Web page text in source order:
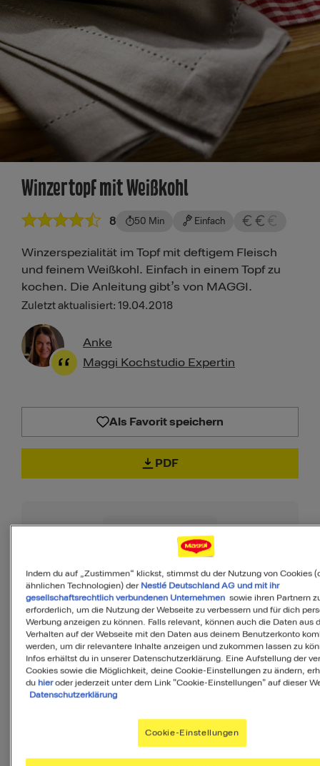
Winzertopf mit Weißkohl
8 50 Min Einfach
Winzerspezialität im Topf mit deftigem Fleisch
und feinem Weißkohl. Einfach in einem Topf zu
kochen. Die Anleitung gibt’s von MAGGI.
Zuletzt aktualisiert: 19.04.2018
Anke
Maggi Kochstudio Expertin
Als Favorit speichern
PDF
65
von 100
MyMenu IQ™
Ist diese Mahlzeit
ausgewogen?
MyMenuIQ hilft Dir, deinen Körper mit
allen Nährstoffen zu versorgen, die Du
Indem du auf „Zustimmen“ klickst, stimmst du der Nutzung von Cookies
ähnlichen Technologien) der Nestlé Deutschland AG und mit ihr
gesellschaftsrechtlich verbundenen Unternehmensowie ihren Partnern
erforderlich, um die Nutzung der Webseite zu verbessern und für dich
Werbung anzeigen zu können. Falls relevant, können auch die Daten aus
Verhalten auf der Webseite mit den Daten aus deinem Benutzerkonto
werden, um dir relevantere Inhalte anzeigen und zukommen lassen zu
Infos erhältst du in unserer Datenschutzerklärung. Eine Aufstellung der
Cookies sowie die Möglichkeit, deine Cookie-Einstellungen zu ändern,
du hieroder jederzeit unter dem Link "Cookie-Einstellungen" auf dieser
Datenschutzerklärung
Cookie-Einstellungen